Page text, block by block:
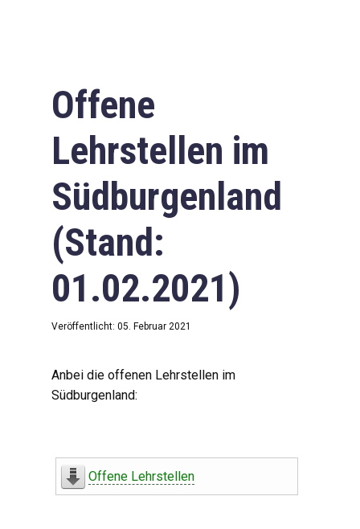
Offene
Lehrstellen im
Südburgenland
(Stand:
01.02.2021)
Veröffentlicht: 05. Februar 2021
Anbei die offenen Lehrstellen im
Südburgenland:
Offene Lehrstellen